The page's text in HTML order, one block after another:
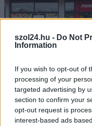
szol24.hu - Do Not
Information
If you wish to opt-out of
processing of your
targeted advertising by
section to confirm your
opt-out request is
interest-based ads
vásárlók előtt. A
növekedett, miközben
energiahatékony
TOVÁBB OLVASOM